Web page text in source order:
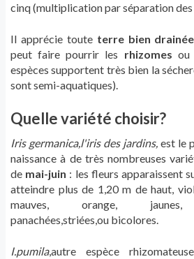
cinq (multiplication par séparation des
Il apprécie toute terre bien drainée
peut faire pourrir les rhizomes ou
espèces supportent très bien la
sont semi-aquatiques).
Quelle variété choisir?
Iris germanica,l'iris des jardins, est le
naissance à de très nombreuses
de mai-juin : les fleurs apparaissent
atteindre plus de 1,20 m de haut,
mauves, orange, jaunes,
panachées,striées,ou bicolores.
I.pumila,autre espèce